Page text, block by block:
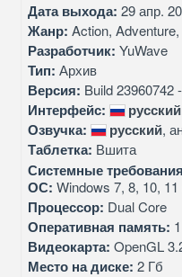
Дата выхода: 29 апр.
Жанр: Action,
Разработчик: YuWave
Тип: Архив
Версия: Build 23960742
Интерфейс: русский
Озвучка: русский,
Таблетка: Вшита
Системные требования
ОС: Windows 7, 8, 10, 11
Процессор: Dual Core
Оперативная память:
Видеокарта: OpenGL
Место на диске: 2 Гб